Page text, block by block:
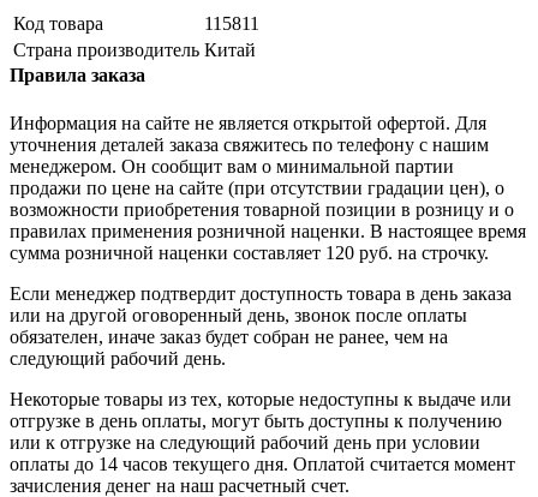
Код товара
115811
Страна производитель Китай
Правила заказа
Информация на сайте не является открытой офертой. Для
уточнения деталей заказа свяжитесь по телефону с нашим
менеджером. Он сообщит вам о минимальной партии
продажи по цене на сайте (при отсутствии градации цен), о
возможности приобретения товарной позиции в розницу и о
правилах применения розничной наценки. В настоящее время
сумма розничной наценки составляет 120 руб. на строчку.
Если менеджер подтвердит доступность товара в день заказа
или на другой оговоренный день, звонок после оплаты
обязателен, иначе заказ будет собран не ранее, чем на
следующий рабочий день.
Некоторые товары из тех, которые недоступны к выдаче или
отгрузке в день оплаты, могут быть доступны к получению
или к отгрузке на следующий рабочий день при условии
оплаты до 14 часов текущего дня. Оплатой считается момент
зачисления денег на наш расчетный счет.